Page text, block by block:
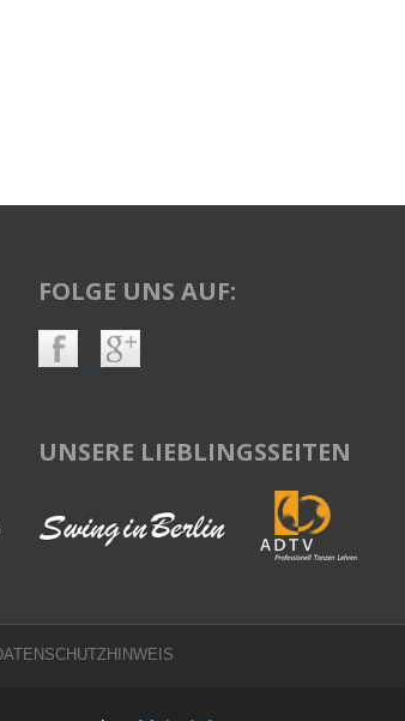
FOLGE UNS AUF:
UNSERE LIEBLINGSSEITEN